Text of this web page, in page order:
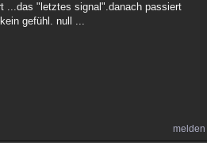
...das "letztes signal".danach passiert
gefühl. null ...
melden